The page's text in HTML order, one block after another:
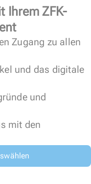
Ihrem ZFK-
Zugang zu allen
und das digitale
und
mit den